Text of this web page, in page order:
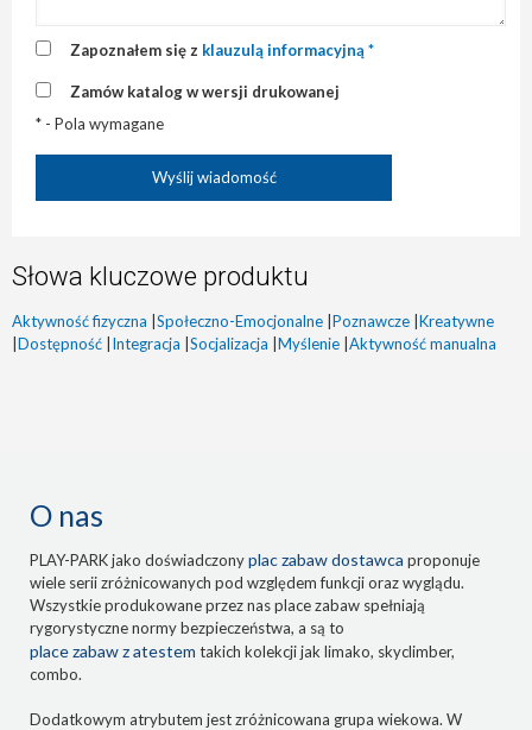
Zapoznałem się z klauzulą informacyjną *
Zamów katalog w wersji drukowanej
* - Pola wymagane
Słowa kluczowe produktu
Aktywność fizyczna Społeczno-Emocjonalne Poznawcze Kreatywne
Dostępność Integracja Socjalizacja Myślenie Aktywność manualna
O nas
PLAY-PARK jako doświadczonyplac zabaw dostawca proponuje
wiele serii zróżnicowanych pod względem funkcji oraz wyglądu.
Wszystkie produkowane przez nas place zabaw spełniają
rygorystyczne normy bezpieczeństwa, a są to
place zabaw z atestem takich kolekcji jak limako, skyclimber,
combo.
Dodatkowym atrybutem jest zróżnicowana grupa wiekowa. W